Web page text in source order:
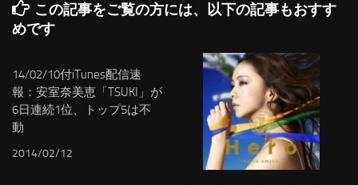
この記事をご覧の方には、以下の記事もおすす
めです
14/02/10付iTunes配信速
報：安室奈美恵「TSUKI」が
6日連続1位、トップ5は不
動
2014/02/12